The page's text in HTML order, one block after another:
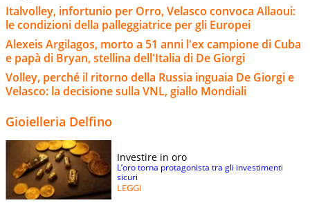
Italvolley, infortunio per Orro, Velasco convoca Allaoui:
le condizioni della palleggiatrice per gli Europei
Alexeis Argilagos, morto a 51 anni l'ex campione di Cuba
e papà di Bryan, stellina dell'Italia di De Giorgi
Volley, perché il ritorno della Russia inguaia De Giorgi e
Velasco: la decisione sulla VNL, giallo Mondiali
Gioielleria Delfino
Investire in oro
L’oro torna protagonista tra gli investimenti
sicuri
LEGGI